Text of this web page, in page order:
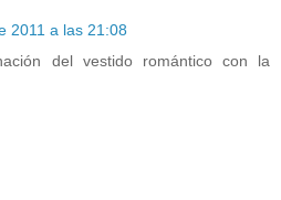
2011 a las 21:08
del vestido romántico con la